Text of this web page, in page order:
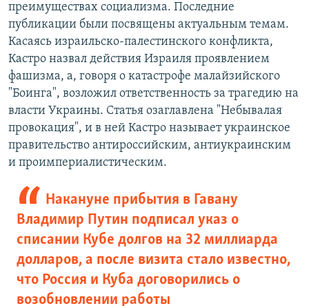
преимуществах социализма. Последние
публикации были посвящены актуальным темам.
Касаясь израильско-палестинского конфликта,
Кастро назвал действия Израиля проявлением
фашизма, а, говоря о катастрофе малайзийского
"Боинга", возложил ответственность за трагедию на
власти Украины. Статья озаглавлена "Небывалая
провокация", и в ней Кастро называет украинское
правительство антироссийским, антиукраинским
и проимпериалистическим.
Накануне прибытия в Гавану
Владимир Путин подписал указ о
списании Кубе долгов на 32 миллиарда
долларов, а после визита стало известно,
что Россия и Куба договорились о
возобновлении работы